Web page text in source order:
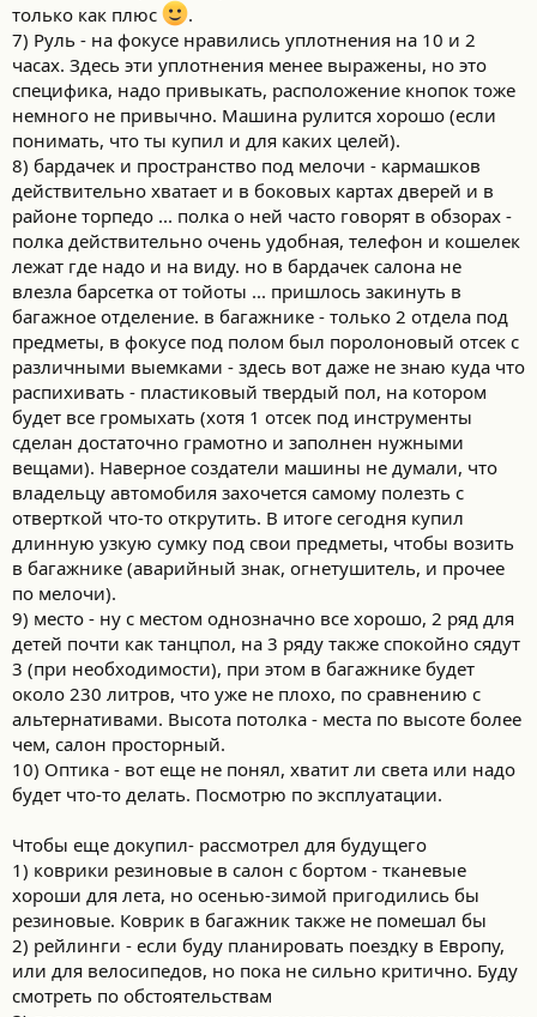
только как плюс
.
7) Руль - на фокусе нравились уплотнения на 10 и 2
часах. Здесь эти уплотнения менее выражены, но это
специфика, надо привыкать, расположение кнопок тоже
немного не привычно. Машина рулится хорошо (если
понимать, что ты купил и для каких целей).
8) бардачек и пространство под мелочи - кармашков
действительно хватает и в боковых картах дверей и в
районе торпедо ... полка о ней часто говорят в обзорах -
полка действительно очень удобная, телефон и кошелек
лежат где надо и на виду. но в бардачек салона не
влезла барсетка от тойоты ... пришлось закинуть в
багажное отделение. в багажнике - только 2 отдела под
предметы, в фокусе под полом был поролоновый отсек с
различными выемками - здесь вот даже не знаю куда что
распихивать - пластиковый твердый пол, на котором
будет все громыхать (хотя 1 отсек под инструменты
сделан достаточно грамотно и заполнен нужными
вещами). Наверное создатели машины не думали, что
владельцу автомобиля захочется самому полезть с
отверткой что-то открутить. В итоге сегодня купил
длинную узкую сумку под свои предметы, чтобы возить
в багажнике (аварийный знак, огнетушитель, и прочее
по мелочи).
9) место - ну с местом однозначно все хорошо, 2 ряд для
детей почти как танцпол, на 3 ряду также спокойно сядут
3 (при необходимости), при этом в багажнике будет
около 230 литров, что уже не плохо, по сравнению с
альтернативами. Высота потолка - места по высоте более
чем, салон просторный.
10) Оптика - вот еще не понял, хватит ли света или надо
будет что-то делать. Посмотрю по эксплуатации.
Чтобы еще докупил- рассмотрел для будущего
1) коврики резиновые в салон с бортом - тканевые
хороши для лета, но осенью-зимой пригодились бы
резиновые. Коврик в багажник также не помешал бы
2) рейлинги - если буду планировать поездку в Европу,
или для велосипедов, но пока не сильно критично. Буду
смотреть по обстоятельствам